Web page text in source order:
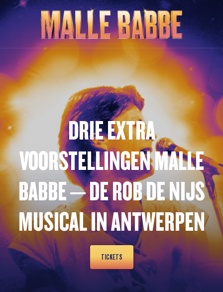
DRIE EXTRA
VOORSTELLINGEN MALLE
BABBE – DE ROB DE NIJS
MUSICAL IN ANTWERPEN
TICKETS